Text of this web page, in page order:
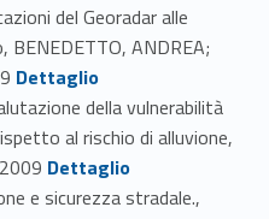
del Georadar alle
ANDREA;
Link identifier #identifier_person_49198-56
Dettaglio
della vulnerabilità
al rischio di alluvione,
Link identifier #identifier_person_138451-57
Dettaglio
e sicurezza stradale.,